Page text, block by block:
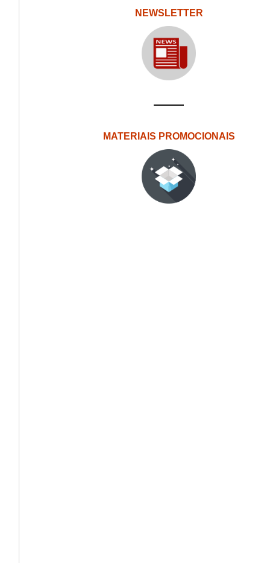
NEWSLETTER
MATERIAIS PROMOCIONAIS